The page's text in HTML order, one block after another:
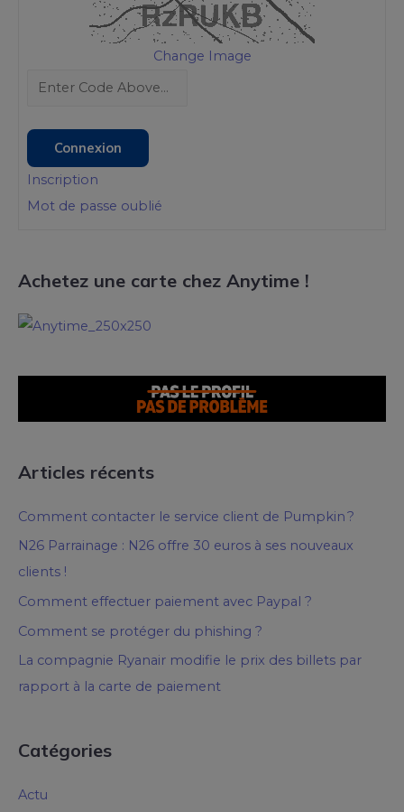
Change Image
Connexion
Inscription
Mot de passe oublié
Achetez une carte chez Anytime !
Articles récents
Comment contacter le service client de Pumpkin ?
N26 Parrainage : N26 offre 30 euros à ses nouveaux
clients !
Comment effectuer paiement avec Paypal ?
Comment se protéger du phishing ?
La compagnie Ryanair modifie le prix des billets par
rapport à la carte de paiement
Catégories
Actu